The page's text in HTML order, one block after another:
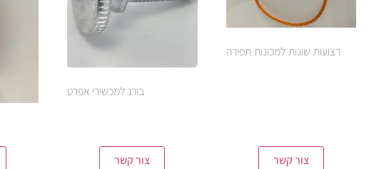
רצועות שונות למכונות תפירה
צור קשר
בורג למכשירי אפרט
צור קשר